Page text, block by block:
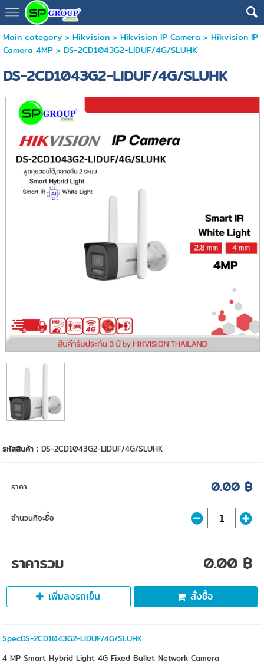
Main category> Hikvision> Hikvision IP Camera > Hikvision IP
Camera 4MP> DS-2CD1043G2-LIDUF/4G/SLUHK
DS-2CD1043G2-LIDUF/4G/SLUHK
รหัสสินค้า :DS-2CD1043G2-LIDUF/4G/SLUHK
ราคา 0.00 ฿
จำนวนที่จะซื้อ
ราคารวม 0.00 ฿
เพิ่มลงรถเข็น สั่งซื้อ
SpecDS-2CD1043G2-LIDUF/4G/SLUHK
4 MP Smart Hybrid Light 4G Fixed Bullet Network Camera